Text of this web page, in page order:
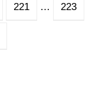
221 … 223